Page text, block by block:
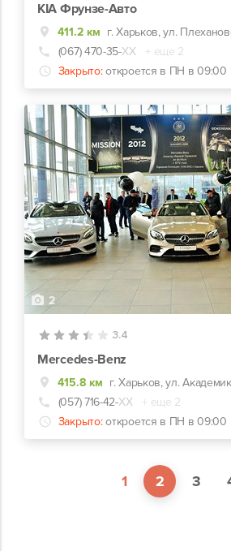
KIA Фрунзе-Авто
411.2 км г. Харьков, ул.
(067) 470-35-ХХ
+ еще 2
Закрыто: откроется в ПН в 09:00
2
3.4
Mercedes-Benz
415.8 км г. Харьков, ул.
(057) 716-42-ХХ
+ еще 2
Закрыто: откроется в ПН в 09:00
1 2 3